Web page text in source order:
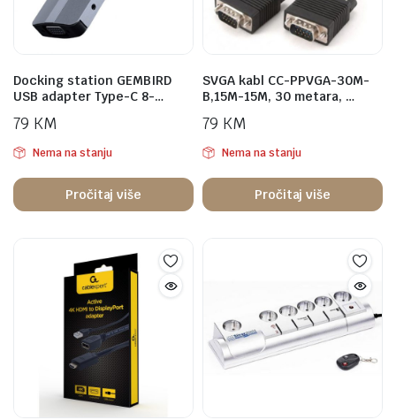
Docking station GEMBIRD
USB adapter Type-C 8-…
79 KM
Nema na stanju
Pročitaj više
SVGA kabl CC-PPVGA-30M-
B,15M-15M, 30 metara, …
79 KM
Nema na stanju
Pročitaj više